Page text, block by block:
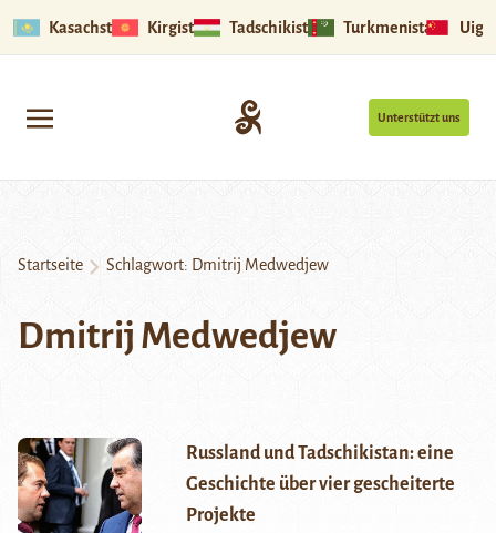
Kasachstan Kirgistan Tadschikistan Turkmenistan
Unterstützt uns
Startseite Schlagwort: Dmitrij Medwedjew
Dmitrij Medwedjew
Russland und Tadschikistan: eine
Geschichte über vier gescheiterte
Projekte